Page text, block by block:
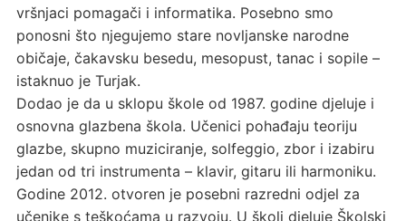
vršnjaci pomagači i informatika. Posebno smo
ponosni što njegujemo stare novljanske narodne
običaje, čakavsku besedu, mesopust, tanac i sopile –
istaknuo je Turjak.
Dodao je da u sklopu škole od 1987. godine djeluje i
osnovna glazbena škola. Učenici pohađaju teoriju
glazbe, skupno muziciranje, solfeggio, zbor i izabiru
jedan od tri instrumenta – klavir, gitaru ili harmoniku.
Godine 2012. otvoren je posebni razredni odjel za
učenike s teškoćama u razvoju. U školi djeluje Školski